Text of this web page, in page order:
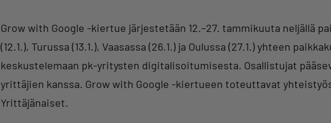
Grow with Google -kiertue järjestetään 12.–27. tammikuuta neljällä
(12.1.), Turussa (13.1.), Vaasassa (26.1.) ja Oulussa (27.1.) yhteen
keskustelemaan pk-yritysten digitalisoitumisesta. Osallistujat
yrittäjien kanssa. Grow with Google -kiertueen toteuttavat
Yrittäjänaiset.